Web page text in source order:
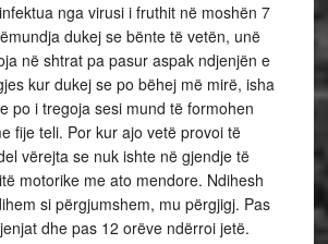
nga virusi i fruthit në moshën 7
dukej se bënte të vetën, unë
në shtrat pa pasur aspak ndjenjën e
kur dukej se po bëhej më mirë, isha
po i tregoja sesi mund të formohen
fije teli. Por kur ajo vetë provoi të
vërejta se nuk ishte në gjendje të
motorike me ato mendore. Ndihesh
si përgjumshem, mu përgjigj. Pas
dhe pas 12 orëve ndërroi jetë.